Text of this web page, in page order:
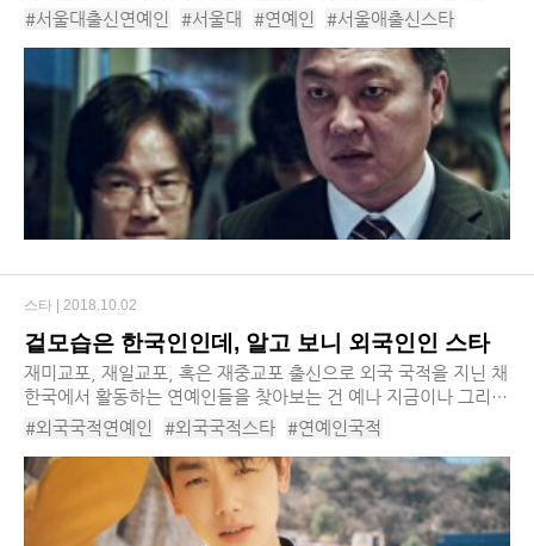
아니니까. 하지만, 유명배우가 ‘명문대 출신’이라고 하면 그래도 한
#서울대출신연예인 #서울대 #연예인
#서울애출신스타
#서울대출신배우 #황석정 #김의성 #김태희 #김정훈
겉모습은 한국인인데, 알고 보니 외국인인 스타
재미교포, 재일교포, 혹은 재중교포 출신으로 외국 국적을 지닌 채
한국에서 활동하는 연예인들을 찾아보는 건 예나 지금이나 그리
어려운 일이 아니다. 과거와 달라진 것이 있다면, 예전에는 일정
#외국국적연예인 #외국국적스타 #연예인국적
#재미교포연예인 #에릭남 #박재범
스타 | 2018.10.02